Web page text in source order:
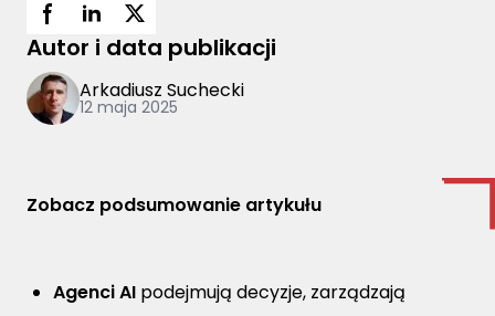
Autor i data publikacji
Arkadiusz Suchecki
12 maja 2025
Zobacz podsumowanie artykułu
Agenci AI podejmują decyzje, zarządzają